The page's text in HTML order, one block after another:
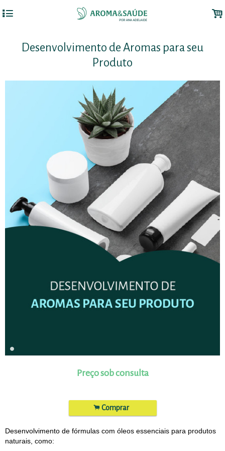
4 .
Desenvolvimento de Aromas para seu
Produto
Preço sob consulta
.Comprar
Desenvolvimento de fórmulas com óleos essenciais para produtos
naturais, como: